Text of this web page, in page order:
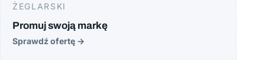
ŻEGLARSKI
Promuj swoją markę
Sprawdź ofertę →